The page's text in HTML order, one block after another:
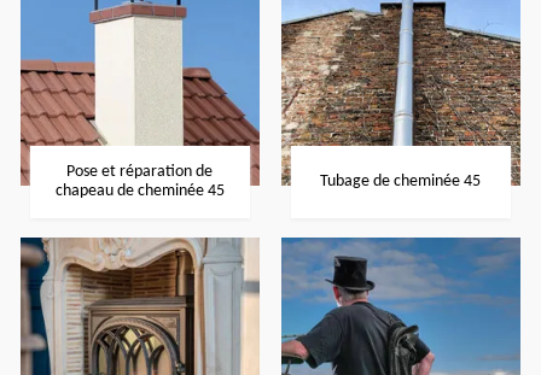
Pose et réparation de
chapeau de cheminée 45
Tubage de cheminée 45